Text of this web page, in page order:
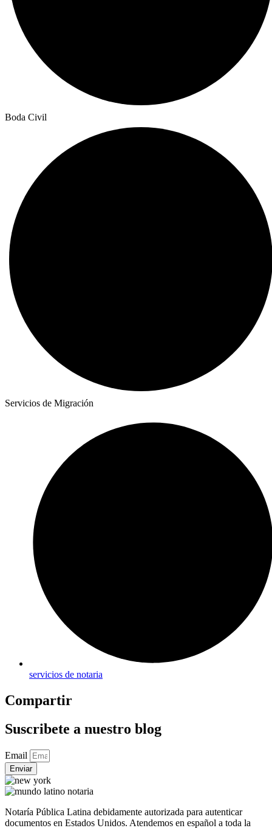
Boda Civil
Servicios de Migración
servicios de notaria
Compartir
Suscribete a nuestro blog
Email
Enviar
Notaría Pública Latina debidamente autorizada para autenticar
documentos en Estados Unidos. Atendemos en español a toda la